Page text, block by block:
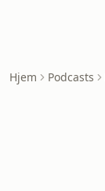
Hjem Podcasts